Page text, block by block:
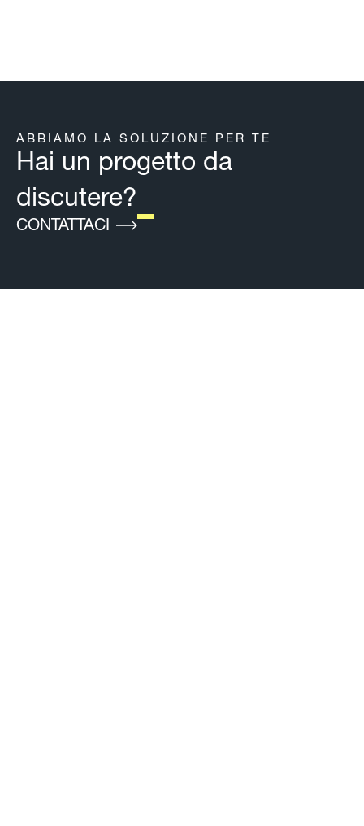
ABBIAMO LA SOLUZIONE PER TE
Hai un progetto da
discutere?
CONTATTACI (SI APRE IN UNA NUOVA